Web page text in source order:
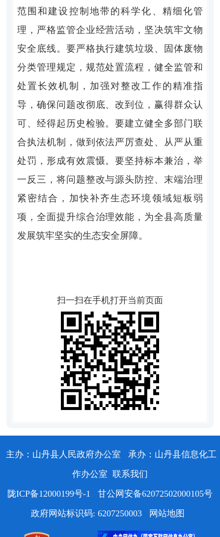
范围和建设控制地带的科学化、精细化管
理，严格监管企业经营活动，坚决筑牢文物
安全底线。要严格执行建筑垃圾、固体废物
分类管理规定，规范处置流程，健全监管和
处置长效机制，加强对整改工作的精准指
导，确保问题改彻底、改到位，赢得群众认
可、经得起历史检验。要建立健全多部门联
合执法机制，做到依法严厉查处、从严从重
处罚，形成有效震慑。要坚持标本兼治，举
一反三，将问题整改与源头防控、末端治理
紧密结合，加快补齐生态环境领域短板弱
项，全面提升综合治理效能，为全县高质量
发展筑牢坚实的生态安全屏障。
扫一扫在手机打开当前页面
主办：山丹县人民政府办公室
承办：山丹县信息化工
作办公室 联系我们
陇ICP备12000199号-1
甘公网安备62072502000105号
政府网站标识码: 6207250003
网站地图